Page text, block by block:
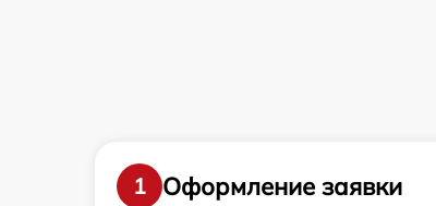
1
Оформление заявки